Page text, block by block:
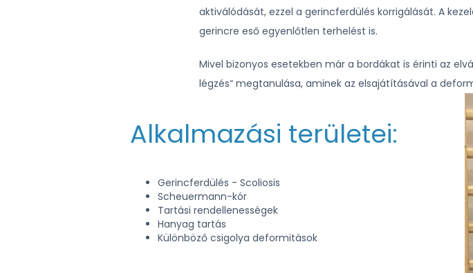
aktiválódását, ezzel a gerincferdülés korrigálását. A
gerincre eső egyenlőtlen terhelést is.
Mivel bizonyos esetekben már a bordákat is érinti az
légzés“ megtanulása, aminek az elsajátításával a
Alkalmazási területei:
Gerincferdülés - Scoliosis
Scheuermann-kór
Tartási rendellenességek
Hanyag tartás
Különböző csigolya deformitások